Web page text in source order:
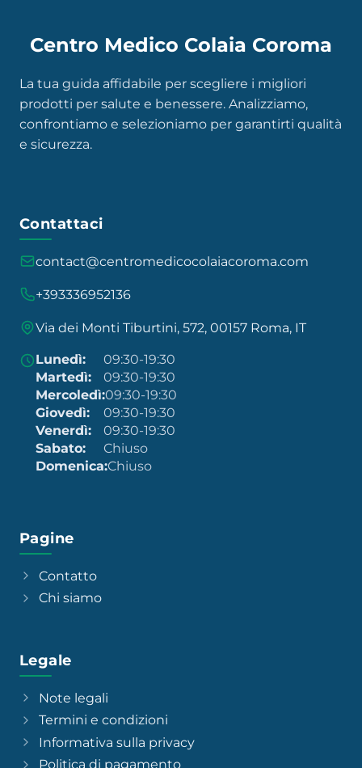
Centro Medico Colaia Coroma
La tua guida affidabile per scegliere i migliori
prodotti per salute e benessere. Analizziamo,
confrontiamo e selezioniamo per garantirti qualità
e sicurezza.
Contattaci
contact@centromedicocolaiacoroma.com
+393336952136
Via dei Monti Tiburtini, 572, 00157 Roma, IT
Lunedì:
09:30-19:30
Martedì:
09:30-19:30
Mercoledì:09:30-19:30
Giovedì:
09:30-19:30
Venerdì:
09:30-19:30
Sabato:
Chiuso
Domenica:Chiuso
Pagine
Contatto
Chi siamo
Legale
Note legali
Termini e condizioni
Informativa sulla privacy
Politica di pagamento